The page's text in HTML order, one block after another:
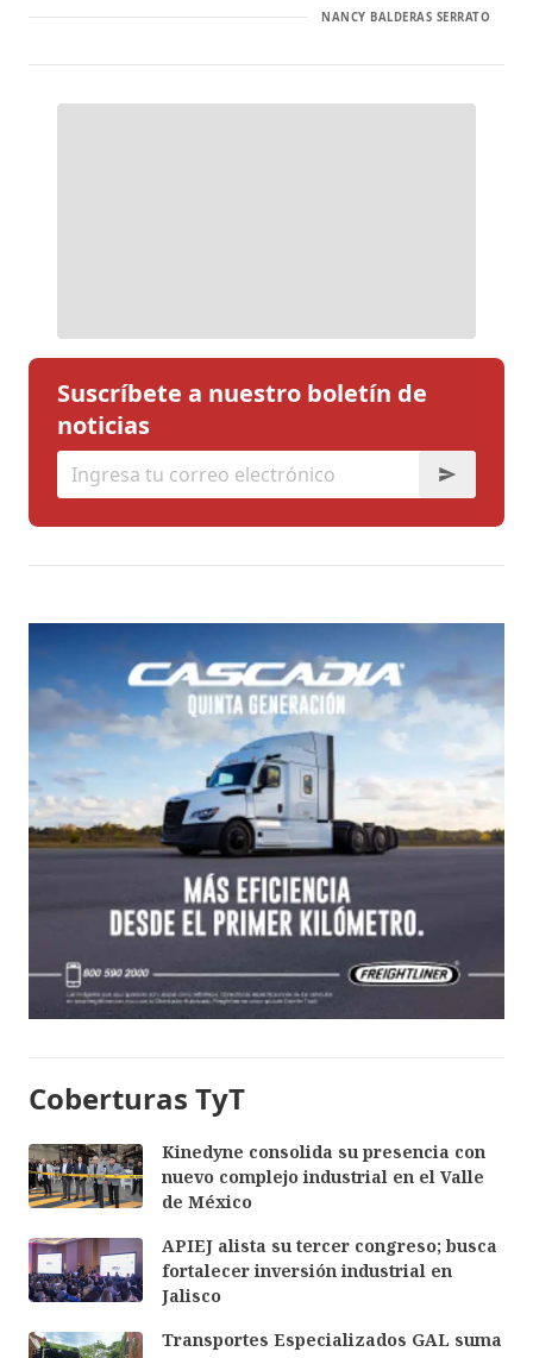
NANCY BALDERAS SERRATO
Suscríbete a nuestro boletín de
noticias
Coberturas TyT
Kinedyne consolida su presencia con
nuevo complejo industrial en el Valle
de México
APIEJ alista su tercer congreso; busca
fortalecer inversión industrial en
Jalisco
Transportes Especializados GAL suma